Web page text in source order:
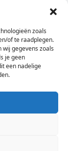
zoals
of te raadplegen.
gegevens zoals
je geen
een nadelige
je e-mail?